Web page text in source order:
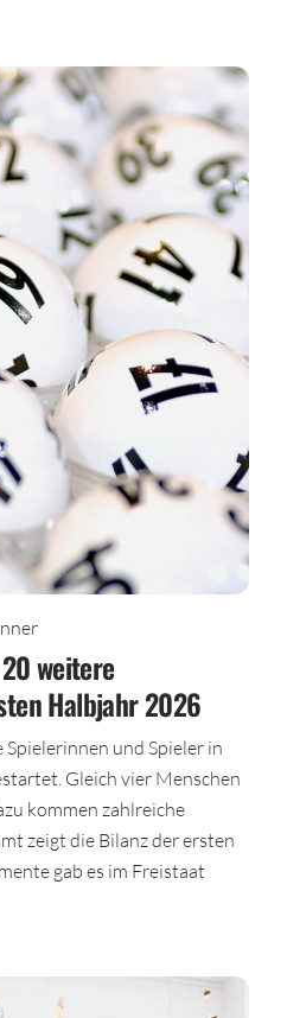
weitere
Halbjahr 2026
und Spieler in
Gleich vier Menschen
kommen zahlreiche
zeigt die Bilanz der ersten
gab es im Freistaat